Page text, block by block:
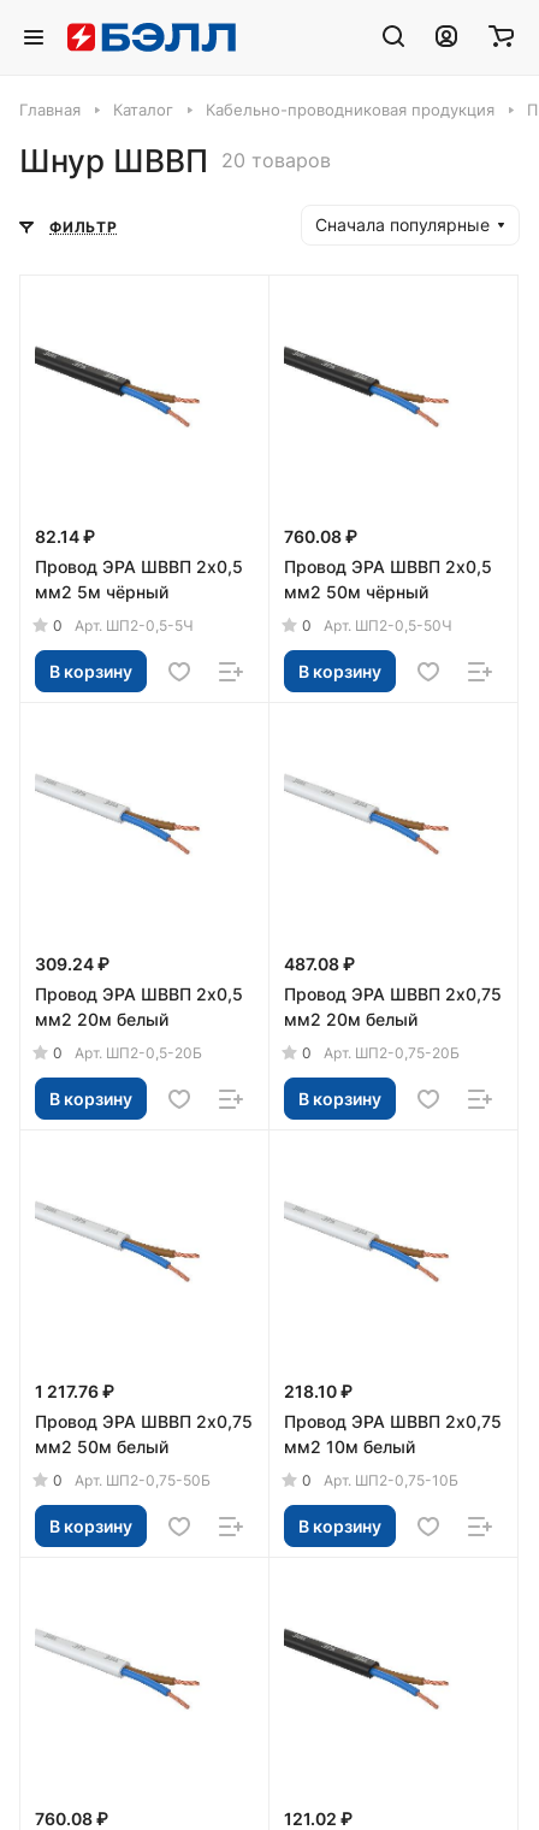
Главная Каталог Кабельно-проводниковая продукция
Шнур ШВВП 20 товаров
ФИЛЬТР Сначала популярные
82.14 ₽
Провод ЭРА ШВВП 2х0,5
мм2 5м чёрный
0 Арт. ШП2-0,5-5Ч
В корзину
760.08 ₽
Провод ЭРА ШВВП 2х0,5
мм2 50м чёрный
0 Арт. ШП2-0,5-50Ч
В корзину
309.24 ₽
Провод ЭРА ШВВП 2х0,5
мм2 20м белый
0 Арт. ШП2-0,5-20Б
В корзину
487.08 ₽
Провод ЭРА ШВВП 2х0,75
мм2 20м белый
0 Арт. ШП2-0,75-20Б
В корзину
1 217.76 ₽
Провод ЭРА ШВВП 2х0,75
мм2 50м белый
0 Арт. ШП2-0,75-50Б
В корзину
218.10 ₽
Провод ЭРА ШВВП 2х0,75
мм2 10м белый
0 Арт. ШП2-0,75-10Б
В корзину
760.08 ₽
121.02 ₽